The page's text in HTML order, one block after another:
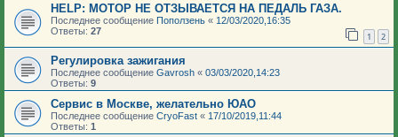
HELP: МОТОР НЕ ОТЗЫВАЕТСЯ НА ПЕДАЛЬ ГАЗА.
Последнее сообщение Поползень « 12/03/2020,16:35
Ответы: 27 1 2
Регулировка зажигания
Последнее сообщение Gavrosh « 03/03/2020,14:23
Ответы: 9
Сервис в Москве, желательно ЮАО
Последнее сообщение CryoFast « 17/10/2019,11:44
Ответы: 1